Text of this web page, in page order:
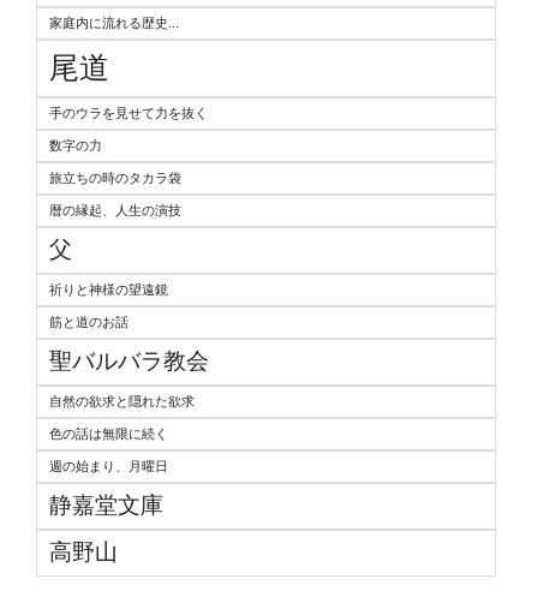
家庭内に流れる歴史...
尾道
手のウラを見せて力を抜く
数字の力
旅立ちの時のタカラ袋
暦の縁起、人生の演技
父
祈りと神様の望遠鏡
筋と道のお話
聖バルバラ教会
自然の欲求と隠れた欲求
色の話は無限に続く
週の始まり、月曜日
静嘉堂文庫
高野山